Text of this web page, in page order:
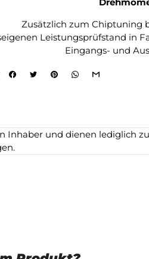
Zusätzlich zum Chiptuning
Leistungsprüfstand in
Eingangs- und
und dienen lediglich